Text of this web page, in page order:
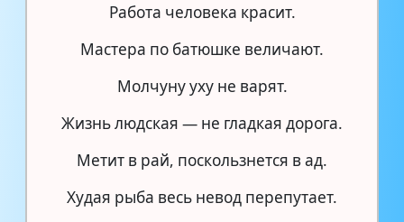
Работа человека красит.
Мастера по батюшке величают.
Молчуну уху не варят.
Жизнь людская — не гладкая дорога.
Метит в рай, поскользнется в ад.
Худая рыба весь невод перепутает.